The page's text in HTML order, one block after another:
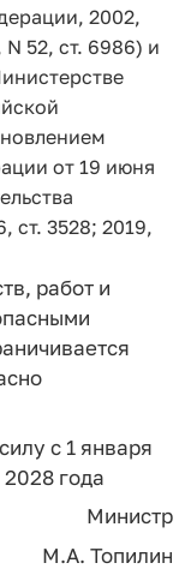
2002,
N 52, ст. 6986) и
от 19 июня
ст. 3528; 2019,
работ и
с 1 января
2028 года
Министр
М.А. Топилин